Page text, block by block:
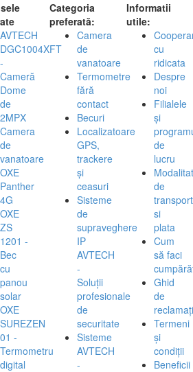
AVTECH
DGC1004XFT
-
Cameră
Dome
de
2MPX
Camera
de
vanatoare
OXE
Panther
4G
OXE
ZS
1201 -
Bec
cu
panou
solar
OXE
SUREZEN
01 -
Termometru
digital
Categoria
preferată:
Camera
de
vanatoare
Termometre
fără
contact
Becuri
Localizatoare
GPS,
trackere
și
ceasuri
Sisteme
de
supraveghere
IP
AVTECH
-
Soluții
profesionale
de
securitate
Sisteme
AVTECH
-
Informatii
utile:
cu
ridicata
Despre
noi
Filialele
și
de
lucru
de
transport
si
plata
Cum
să faci
Ghid
de
Termeni
și
condiții
Beneficii